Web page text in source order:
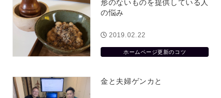
形のないものを提供している人
の悩み
ホームページ更新のコツ
2019.02.22
金と夫婦ゲンカと